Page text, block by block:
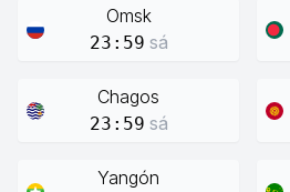
Omsk
23:59 sá
Chagos
23:59 sá
Yangón